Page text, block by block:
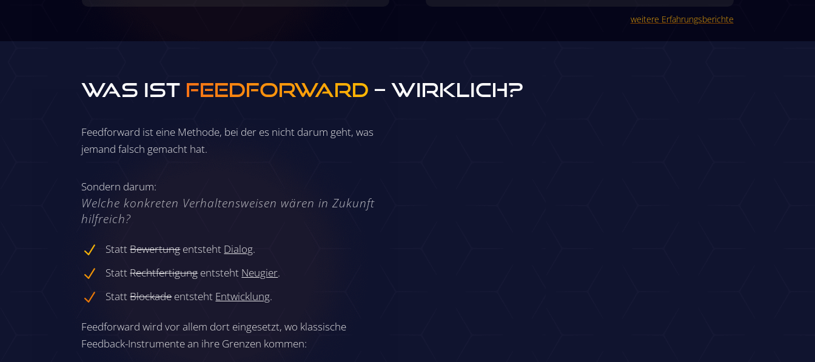
weitere Erfahrungsberichte
Was ist Feedforward – wirklich?
Feedforward ist eine Methode, bei der es nicht darum geht, was
jemand falsch gemacht hat.
Sondern darum:
Welche konkreten Verhaltensweisen wären in Zukunft
hilfreich?
N
StattBewertungentsteht Dialog.
N StattRechtfertigungentsteht Neugier.
N StattBlockadeentsteht Entwicklung.
Feedforward wird vor allem dort eingesetzt, wo klassische
Feedback-Instrumente an ihre Grenzen kommen: